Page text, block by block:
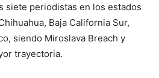
siete periodistas en los estados
Baja California Sur,
siendo Miroslava Breach y
trayectoria.